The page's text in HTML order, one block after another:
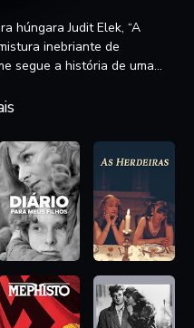
húngara Judit Elek, “A
inebriante de
decide vender seu